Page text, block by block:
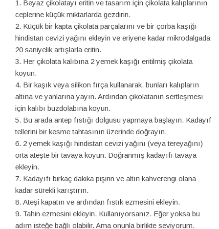
Beyaz çikolatayı eritin ve tasarım için çikolata kalıplarının
ceplerine küçük miktarlarda gezdirin.
Küçük bir kapta çikolata parçalarını ve bir çorba kaşığı
hindistan cevizi yağını ekleyin ve eriyene kadar mikrodalgada
20 saniyelik artışlarla eritin.
Her çikolata kalıbına 2 yemek kaşığı eritilmiş çikolata
koyun.
Bir kaşık veya silikon fırça kullanarak, bunları kalıpların
altına ve yanlarına yayın. Ardından çikolatanın sertleşmesi
için kalıbı buzdolabına koyun.
Bu arada antep fıstığı dolgusu yapmaya başlayın. Kadayıf
tellerini bir kesme tahtasının üzerinde doğrayın.
2 yemek kaşığı hindistan cevizi yağını (veya tereyağını)
orta ateşte bir tavaya koyun. Doğranmış kadayıfı tavaya
ekleyin.
Kadayıfı birkaç dakika pişirin ve altın kahverengi olana
kadar sürekli karıştırın.
Ateşi kapatın ve ardından fıstık ezmesini ekleyin.
Tahin ezmesini ekleyin. Kullanıyorsanız. Eğer yoksa bu
adım isteğe bağlı olabilir. Ama onunla birlikte seviyorum.